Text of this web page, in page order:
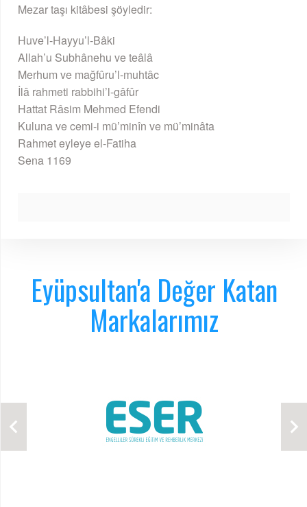
Mezar taşı kitâbesi şöyledir:
Huve’l-Hayyu’l-Bâki
Allah’u Subhânehu ve teâlâ
Merhum ve mağfûru’l-muhtâc
İlâ rahmeti rabbihi’l-gâfûr
Hattat Râsim Mehmed Efendi
Kuluna ve cemi-i mü’minîn ve mü’minâta
Rahmet eyleye el-Fatiha
Sena 1169
Eyüpsultan'a Değer Katan
Markalarımız